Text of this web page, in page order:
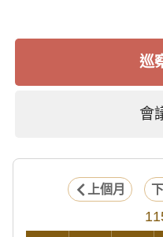
巡
會
上個月